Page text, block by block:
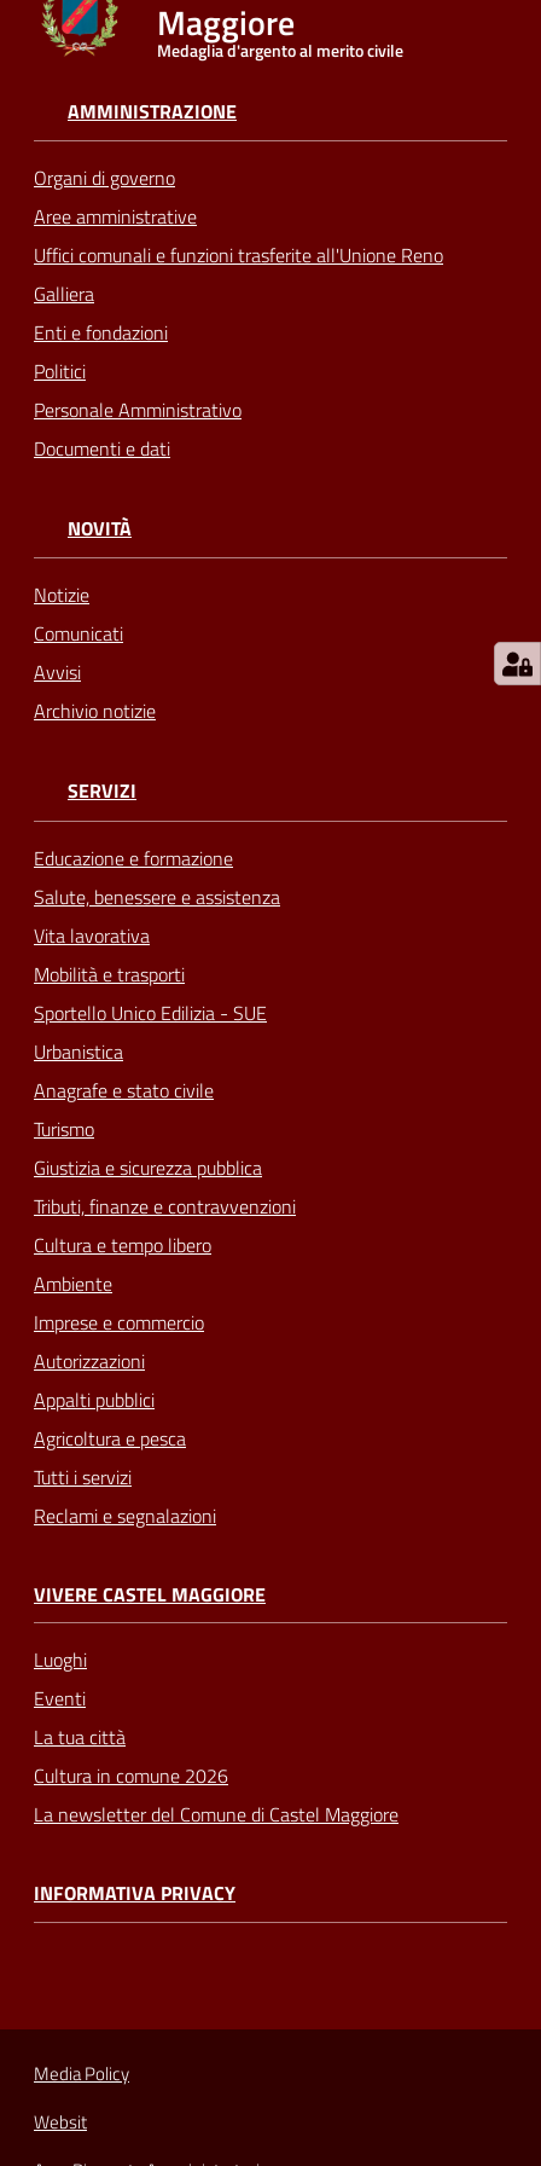
Seguici
Maggiore
Medaglia d'argento al merito civile
AMMINISTRAZIONE
Organi di governo
Aree amministrative
Uffici comunali e funzioni trasferite all'Unione Reno
Galliera
Enti e fondazioni
Politici
Personale Amministrativo
Documenti e dati
NOVITÀ
Notizie
Comunicati
Avvisi
Archivio notizie
SERVIZI
Educazione e formazione
Salute, benessere e assistenza
Vita lavorativa
Mobilità e trasporti
Sportello Unico Edilizia - SUE
Urbanistica
Anagrafe e stato civile
Turismo
Giustizia e sicurezza pubblica
Tributi, finanze e contravvenzioni
Cultura e tempo libero
Ambiente
Imprese e commercio
Autorizzazioni
Appalti pubblici
Agricoltura e pesca
Tutti i servizi
Reclami e segnalazioni
VIVERE CASTEL MAGGIORE
Luoghi
Eventi
La tua città
Cultura in comune 2026
La newsletter del Comune di Castel Maggiore
INFORMATIVA PRIVACY
Media Policy
Websit